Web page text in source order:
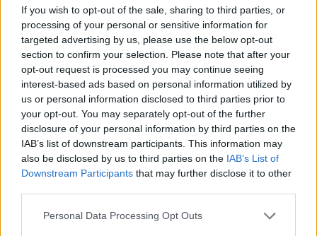
If you wish to opt-out of the sale, sharing to third parties, or
processing of your personal or sensitive information for
targeted advertising by us, please use the below opt-out
section to confirm your selection. Please note that after your
opt-out request is processed you may continue seeing
interest-based ads based on personal information utilized by
us or personal information disclosed to third parties prior to
your opt-out. You may separately opt-out of the further
disclosure of your personal information by third parties on the
IAB’s list of downstream participants. This information may
also be disclosed by us to third parties on the IAB’s List of
Downstream Participants that may further disclose it to other
Personal Data Processing Opt Outs
όπως ανέφερε ο Πακιστανός ηγέτης σε
ανάρτησή του στο X.
Την ίδια στιγμή, η Τεχεράνη ανακοίνωσε ότι ο
υπουργός Εξωτερικών Αμπάς Αραγτσί είχε
τηλεφωνική συνομιλία με τον Πακιστανό
ομόλογό του, Ισάκ Νταρ, με ατζέντα τις
τελευταίες περιφερειακές εξελίξεις και την
εμβάθυνση της διμερούς συνεργασίας.
Σύμφωνα με τον Ιρανό υπουργό, οι δύο
διπλωματίας» και ενίσχυσης της συνεργασίας